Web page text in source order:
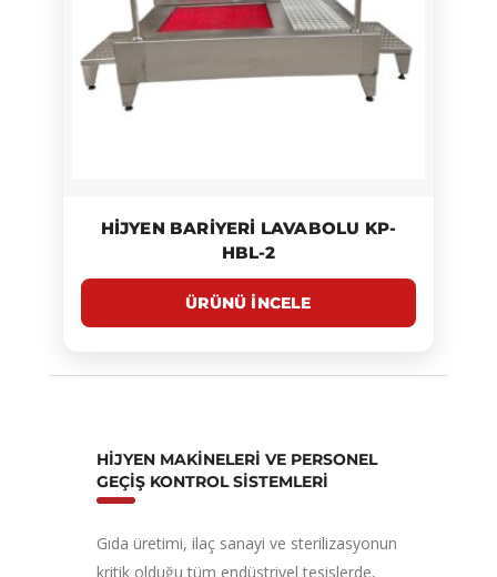
HIJYEN BARIYERI LAVABOLU KP-
HBL-2
HIJYEN MAKINELERI VE PERSONEL
GEÇIŞ KONTROL SISTEMLERI
Gıda üretimi, ilaç sanayi ve sterilizasyonun
kritik olduğu tüm endüstriyel tesislerde,